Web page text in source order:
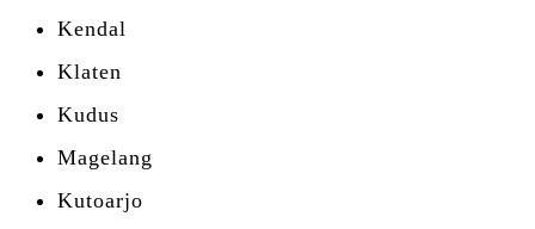
Kendal
Klaten
Kudus
Magelang
Kutoarjo